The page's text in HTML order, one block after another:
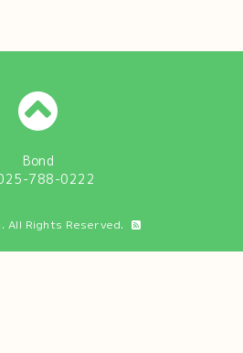
Bond
788-0222
. All Rights Reserved.